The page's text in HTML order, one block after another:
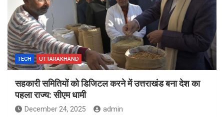
TECH UTTARAKHAND
सहकारी समितियों को डिजिटल करने में उत्तराखंड बना देश का
पहला राज्य: सीएम धामी
December 24, 2025 admin